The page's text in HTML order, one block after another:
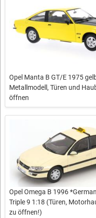
Opel Manta B GT/E 1975
Metallmodell, Türen und
öffnen
Opel Omega B 1996
Triple 9 1:18 (Türen,
zu öffnen!)